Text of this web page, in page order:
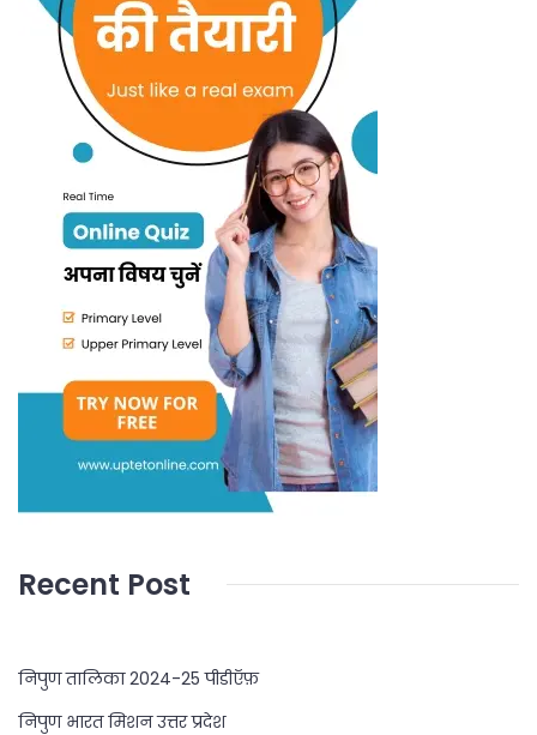
Recent Post
निपुण तालिका 2024-25 पीडीऍफ़
निपुण भारत मिशन उत्तर प्रदेश